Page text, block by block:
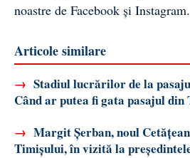
noastre de Facebook și Instagram.
Articole similare
→ Stadiul lucrărilor de la
Când ar putea fi gata pasajul din
→ Margit Șerban, noul
Timișului, în vizită la